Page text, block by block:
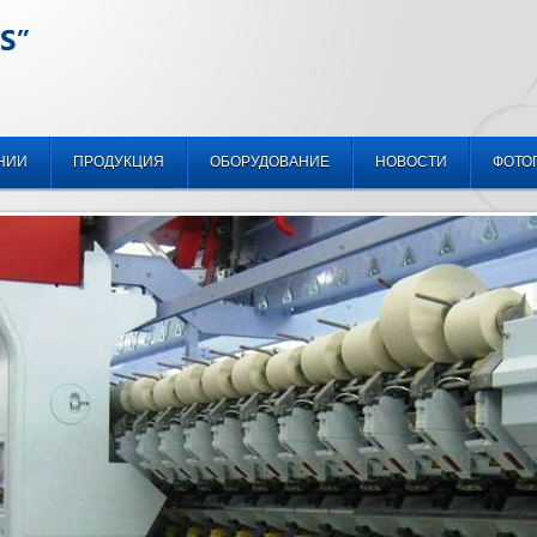
ПРОДУКЦИЯ ОБОРУДОВАНИЕ НОВОСТИ